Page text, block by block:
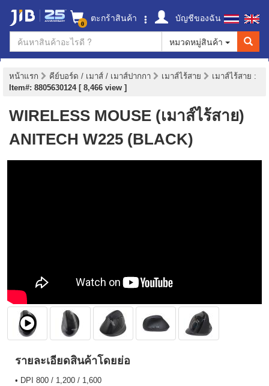
0 ตะกร้าสินค้า
บัญชีของฉัน
หมวดหมู่สินค้า
หน้าแรก คีย์บอร์ด / เมาส์ / เมาส์ปากกา เมาส์ไร้สาย เมาส์ไร้สาย :
Item#: 8805630124 [ 8,466 view ]
WIRELESS MOUSE (เมาส์ไร้สาย)
ANITECH W225 (BLACK)
รายละเอียดสินค้าโดยย่อ
• DPI 800 / 1,200 / 1,600